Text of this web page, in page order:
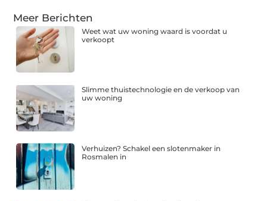
Meer Berichten
Weet wat uw woning waard is voordat u
verkoopt
Slimme thuistechnologie en de verkoop van
uw woning
Verhuizen? Schakel een slotenmaker in
Rosmalen in